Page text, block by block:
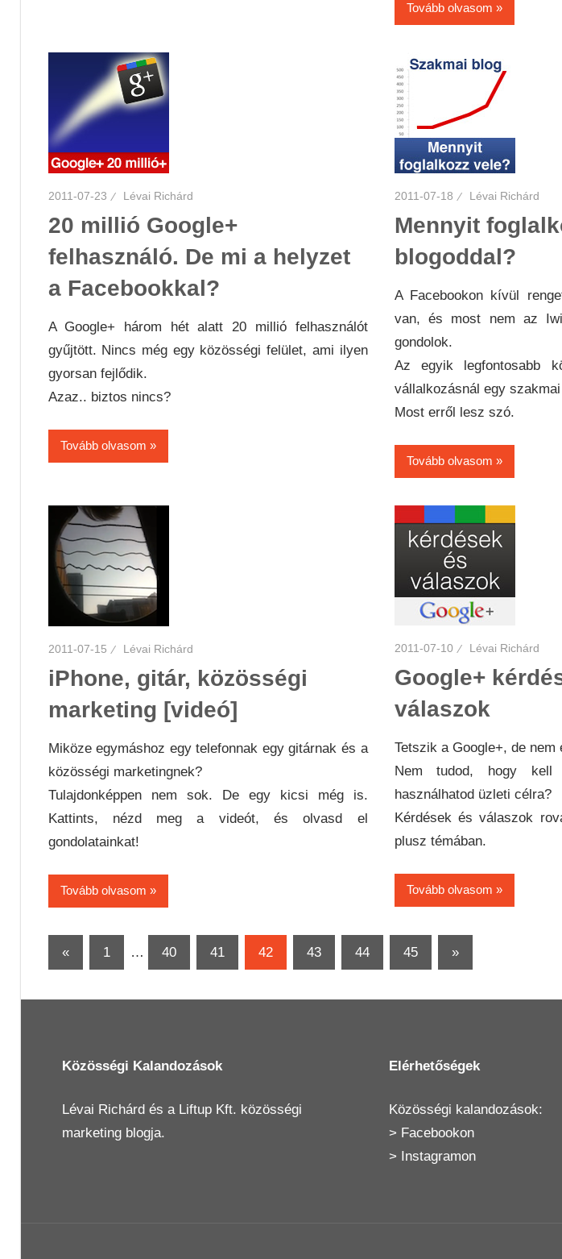
Tovább olvasom
2011-07-23 Lévai Richárd
20 millió Google+
felhasználó. De mi a helyzet
a Facebookkal?
A Google+ három hét alatt 20 millió felhasználót
gyűjtött. Nincs még egy közösségi felület, ami ilyen
gyorsan fejlődik.
Azaz.. biztos nincs?
Tovább olvasom
2011-07-18 Lévai Richárd
Mennyit
blogoddal?
A Facebookon kívül
van, és most nem az
gondolok.
Az egyik legfontosabb
vállalkozásnál egy
Most erről lesz szó.
Tovább olvasom
2011-07-15 Lévai Richárd
iPhone, gitár, közösségi
marketing [videó]
Miköze egymáshoz egy telefonnak egy gitárnak és a
közösségi marketingnek?
Tulajdonképpen nem sok. De egy kicsi még is.
Kattints, nézd meg a videót, és olvasd el
gondolatainkat!
Tovább olvasom
2011-07-10 Lévai Richárd
Google+
válaszok
Tetszik a Google+, de nem
Nem tudod, hogy kell
használhatod üzleti célra?
Kérdések és válaszok
plusz témában.
Tovább olvasom
Bejegyzések
«Previous
Posts
1 … 40 41 42 43 44 45
Next
Posts
»
Közösségi Kalandozások
Lévai Richárdés a Liftup Kft. közösségi
marketing blogja.
Elérhetőségek
Közösségi kalandozások:
> Facebookon
> Instagramon